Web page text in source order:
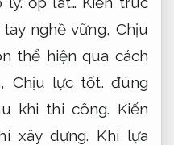
nghề vững, Chịu
thể hiện qua cách
Chịu lực tốt. đúng
khi thi công. Kiến
xây dựng. Khi lựa